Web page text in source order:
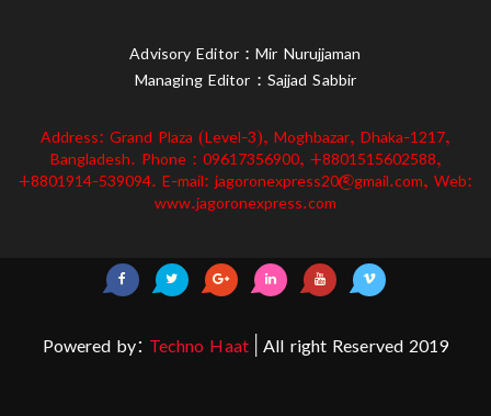
Advisory Editor : Mir Nurujjaman
Managing Editor : Sajjad Sabbir
Address: Grand Plaza (Level-3), Moghbazar, Dhaka-1217,
Bangladesh. Phone : 09617356900, +8801515602588,
+8801914-539094. E-mail: jagoronexpress20@gmail.com, Web:
www.jagoronexpress.com
Powered by: Techno Haat| All right Reserved 2019